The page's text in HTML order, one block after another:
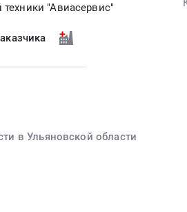
"Авиасервис"
в Ульяновской области